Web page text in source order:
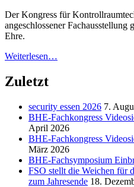
Der Kongress für
angeschlossener
Ehre.
Weiterlesen…
Zuletzt
security essen 2026 7.
BHE-Fachkongress
April 2026
BHE-Fachkongress
März 2026
BHE-Fachsymposium
FSO stellt die Weichen für
zum Jahresende 18.